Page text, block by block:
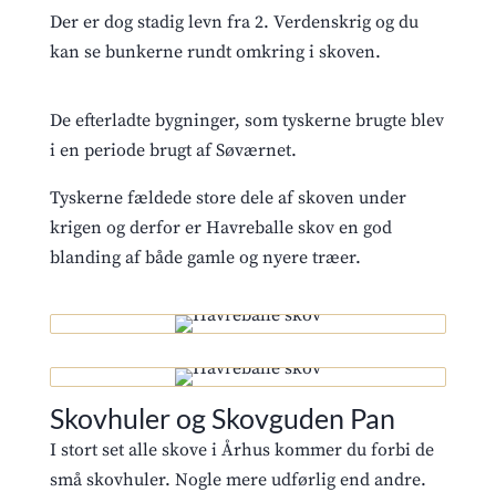
Der er dog stadig levn fra 2. Verdenskrig og du
kan se bunkerne rundt omkring i skoven.
De efterladte bygninger, som tyskerne brugte blev
i en periode brugt af Søværnet.
Tyskerne fældede store dele af skoven under
krigen og derfor er Havreballe skov en god
blanding af både gamle og nyere træer.
Skovhuler og Skovguden Pan
I stort set alle skove i Århus kommer du forbi de
små skovhuler. Nogle mere udførlig end andre.